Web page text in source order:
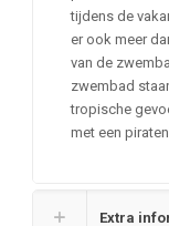
tijdens de
er ook meer
van de
zwembad
tropische
met een
Extra